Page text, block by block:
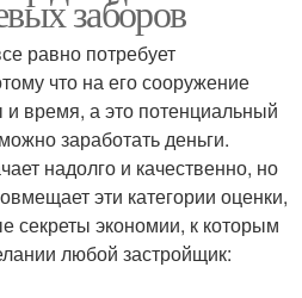
заборов
равно потребует
что на его сооружение
и время, а это потенциальный
заработать деньги.
надолго и качественно, но
эти категории оценки,
секреты экономии, к которым
любой застройщик: